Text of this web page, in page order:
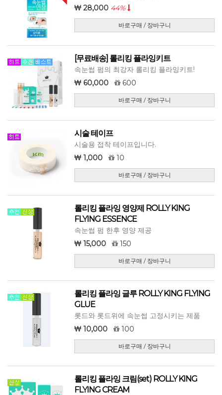
28,000 44%
바로구매 / 장바구니
[무료배송] 롤리킹 플라잉키트
속눈썹 펌의 최강자 롤리킹 플라잉키트!
60,000
600
바로구매 / 장바구니
시술 테이프
시술용 접착 테이프입니다.
1,000
10
바로구매 / 장바구니
롤리킹 플라잉 영양제 ROLLY KING
FLYING ESSENCE
속눈썹 펌 한후 영양 제공
15,000
150
바로구매 / 장바구니
롤리킹 플라잉 글루 ROLLY KING FLYING
GLUE
롯드와 롯드위에 속눈썹 고정시키는 제품
10,000
100
바로구매 / 장바구니
롤리킹 플라잉 크림(set) ROLLY KING
FLYING CREAM